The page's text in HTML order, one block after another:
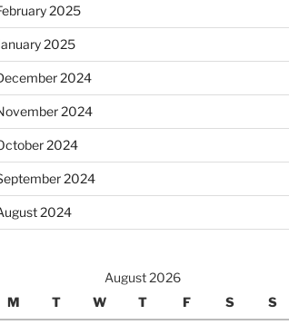
2025
2025
2024
2024
2024
2024
2024
August 2026
M
T W T F S S